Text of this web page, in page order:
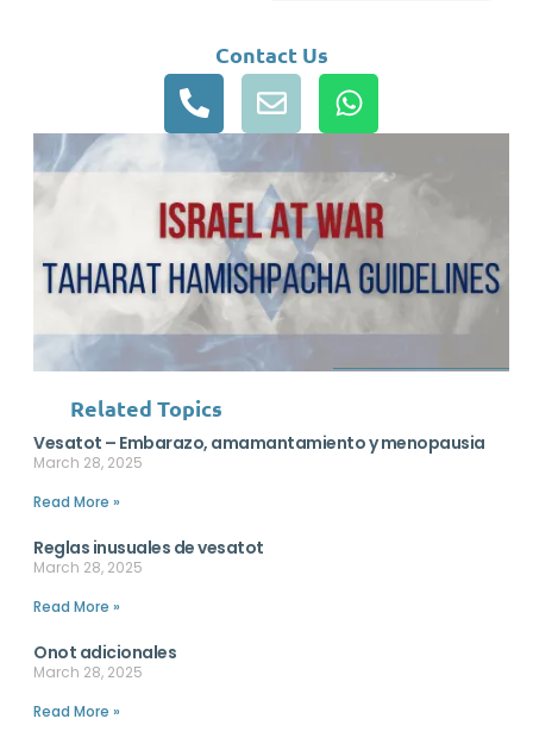
Contact Us
Related Topics
Vesatot – Embarazo, amamantamiento y menopausia
March 28, 2025
Read More »
Reglas inusuales de vesatot
March 28, 2025
Read More »
Onot adicionales
March 28, 2025
Read More »